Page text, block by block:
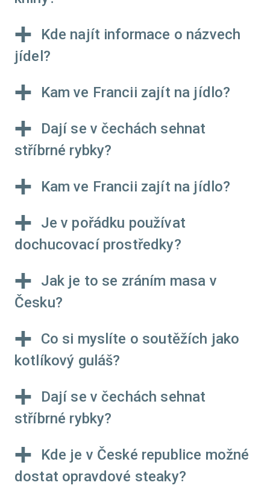
Kde najít informace o názvech
jídel?
Kam ve Francii zajít na jídlo?
Dají se v čechách sehnat
stříbrné rybky?
Kam ve Francii zajít na jídlo?
Je v pořádku používat
dochucovací prostředky?
Jak je to se zráním masa v
Česku?
Co si myslíte o soutěžích jako
kotlíkový guláš?
Dají se v čechách sehnat
stříbrné rybky?
Kde je v České republice možné
dostat opravdové steaky?